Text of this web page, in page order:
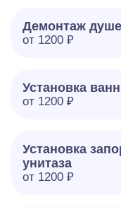
Демонтаж
от 1200 ₽
Установка
от 1200 ₽
Установка
унитаза
от 1200 ₽